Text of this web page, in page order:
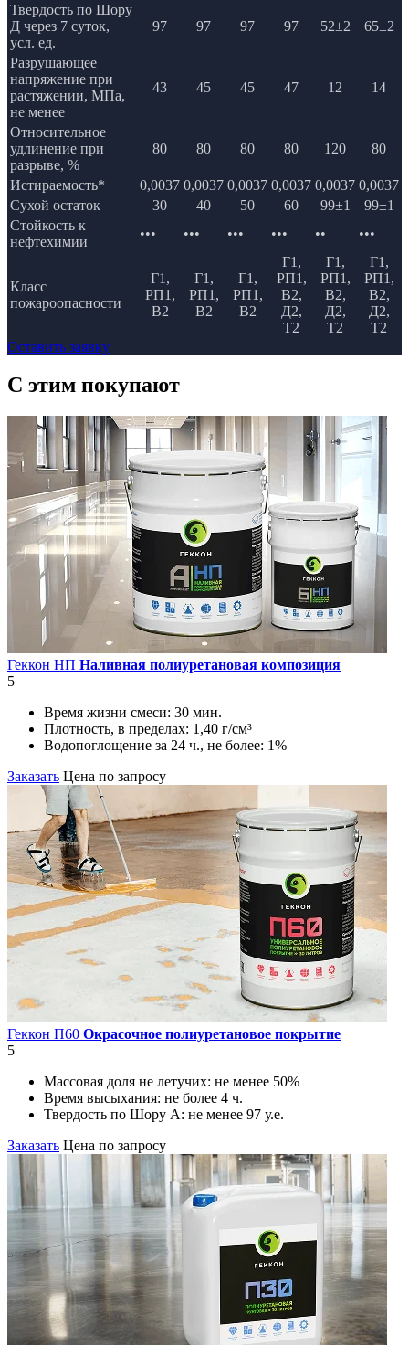
Твердость по Шору
Д через 7 суток,
усл. ед.
97 97 97 97 52±2 65±2
Разрушающее
напряжение при
растяжении, МПа,
не менее
43 45 45 47 12 14
Относительное
удлинение при
разрыве, %
80 80 80 80 120 80
Истираемость* 0,0037 0,0037 0,0037 0,0037 0,0037 0,0037
Сухой остаток
30 40 50 60 99±1
99±1
Стойкость к
нефтехимии
••• ••• ••• ••• •• •••
Класс
пожароопасности
Г1,
РП1,
В2
Г1,
РП1,
В2
Г1,
РП1,
В2
Г1,
РП1,
В2,
Д2,
Т2
Г1,
РП1,
В2,
Д2,
Т2
Г1,
РП1,
В2,
Д2,
Т2
Оставить заявку
C этим покупают
Геккон НП Наливная полиуретановая композиция
5
Время жизни смеси: 30 мин.
Плотность, в пределах: 1,40 г/см³
Водопоглощение за 24 ч., не более: 1%
Заказать Цена по запросу
Геккон П60 Окрасочное полиуретановое покрытие
5
Массовая доля не летучих: не менее 50%
Время высыхания: не более 4 ч.
Твердость по Шору А: не менее 97 у.е.
Заказать Цена по запросу